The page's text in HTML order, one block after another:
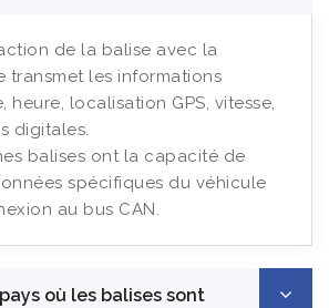
de la balise avec la
transmet les informations
heure, localisation GPS, vitesse,
digitales.
balises ont la capacité de
spécifiques du véhicule
au bus CAN.
où les balises sont